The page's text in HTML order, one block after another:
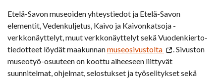
Etelä-Savon museoiden yhteystiedot ja Etelä-Savon
elementit, Vedenkuljetus, Kaivo ja Kaivonkatsoja -
verkkonäyttelyt, muut verkkonäyttelyt sekä Vuodenkierto-
tiedotteet löydät maakunnanmuseosivustolta
. Sivuston
museotyö-osuuteen on koottu aiheeseen liittyvät
suunnitelmat, ohjelmat, selostukset ja työselitykset sekä